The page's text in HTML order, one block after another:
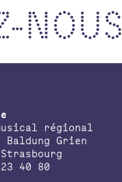
NOUS
régional
Grien
40 80